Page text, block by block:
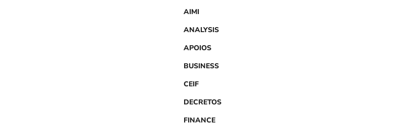
AIMI
ANALYSIS
APOIOS
BUSINESS
CEIF
DECRETOS
FINANCE